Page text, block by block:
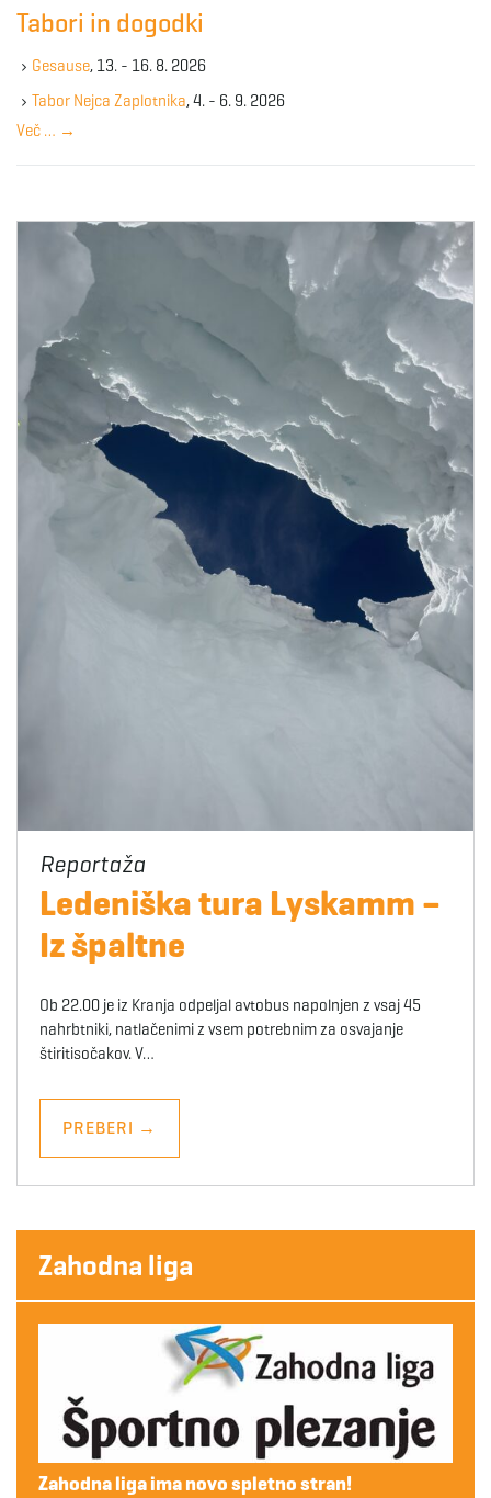
e
y
w
r
Tabori in dogodki
Gesause, 13. - 16. 8. 2026
Tabor Nejca Zaplotnika, 4. - 6. 9. 2026
Več … →
Ledeniška tura Lyskamm –
Iz špaltne
Ob 22.00 je iz Kranja odpeljal avtobus napolnjen z vsaj 45
nahrbtniki, natlačenimi z vsem potrebnim za osvajanje
štiritisočakov. V…
PREBERI →
Zahodna liga
Zahodna liga ima novo spletno stran!